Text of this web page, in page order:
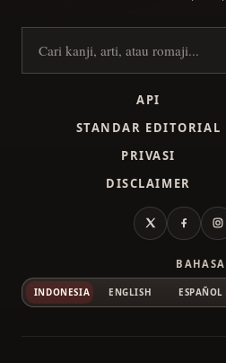
Cari kanji
API
STANDAR EDITORIAL
PRIVASI
DISCLAIMER
X
BAHASA
INDONESIA ENGLISH ESPAÑOL